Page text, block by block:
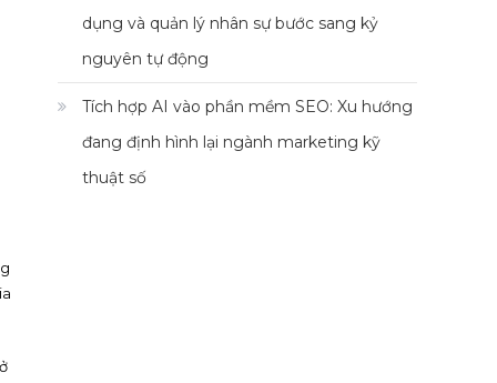
dụng và quản lý nhân sự bước sang kỷ
nguyên tự động
Tích hợp AI vào phần mềm SEO: Xu hướng
đang định hình lại ngành marketing kỹ
thuật số